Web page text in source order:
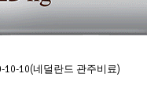
10-10(네덜란드 관주비료)